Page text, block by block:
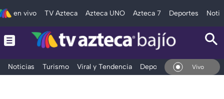
en vivo TV Azteca Azteca UNO Azteca 7 Deportes
Noticias Turismo Viral y Tendencia Deportes Espectáculos
En Vivo